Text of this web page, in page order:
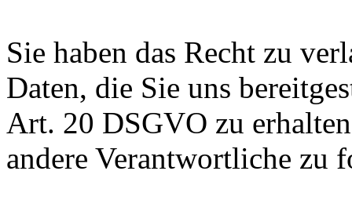
Sie haben das Recht zu
Daten, die Sie uns
Art. 20 DSGVO zu
andere Verantwortliche zu